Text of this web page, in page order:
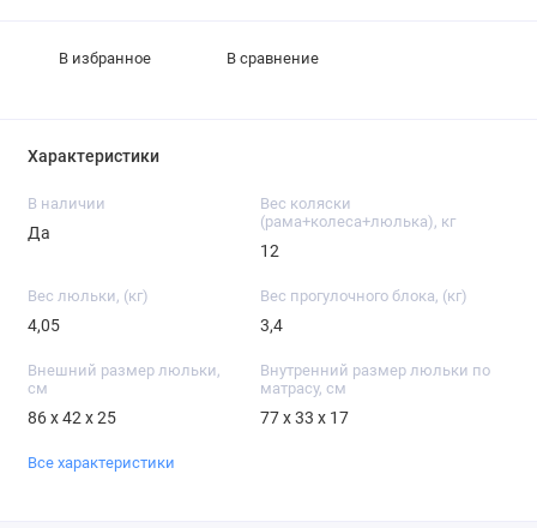
В избранное В сравнение
Характеристики
В наличии
Да
Вес коляски
(рама+колеса+люлька), кг
12
Вес люльки, (кг)
4,05
Вес прогулочного блока, (кг)
3,4
Внешний размер люльки,
см
86 х 42 х 25
Внутренний размер люльки по
матрасу, см
77 х 33 х 17
Все характеристики